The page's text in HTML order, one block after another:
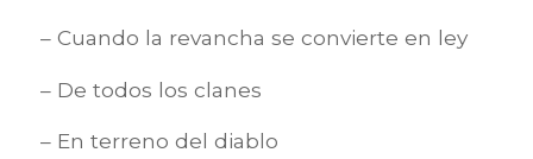
– Cuando la revancha se convierte en ley
– De todos los clanes
– En terreno del diablo